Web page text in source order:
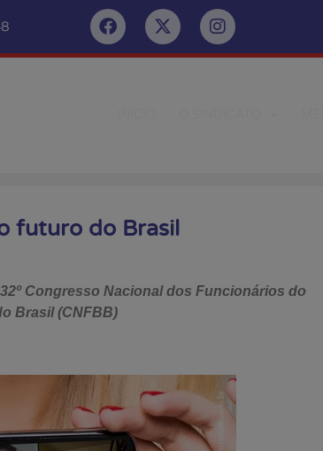
futuro do Brasil
Congresso Nacional dos Funcionários do
Brasil (CNFBB)